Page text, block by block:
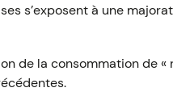
s’exposent à une
de la consommation de «